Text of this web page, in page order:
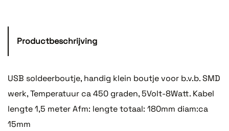
Productbeschrijving
USB soldeerboutje, handig klein boutje voor b.v.b. SMD
werk, Temperatuur ca 450 graden, 5Volt-8Watt. Kabel
lengte 1,5 meter Afm: lengte totaal: 180mm diam:ca
15mm